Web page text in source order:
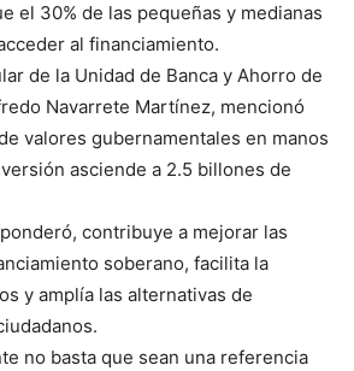
el 30% de las pequeñas y medianas
al financiamiento.
de la Unidad de Banca y Ahorro de
Navarrete Martínez, mencionó
valores gubernamentales en manos
asciende a 2.5 billones de
contribuye a mejorar las
soberano, facilita la
y amplía las alternativas de
no basta que sean una referencia